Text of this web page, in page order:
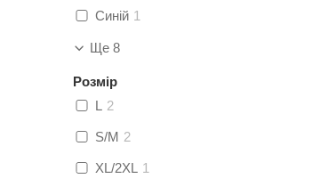
Синій 1
Ще 8
Розмір
L
2
S/M 2
XL/2XL 1